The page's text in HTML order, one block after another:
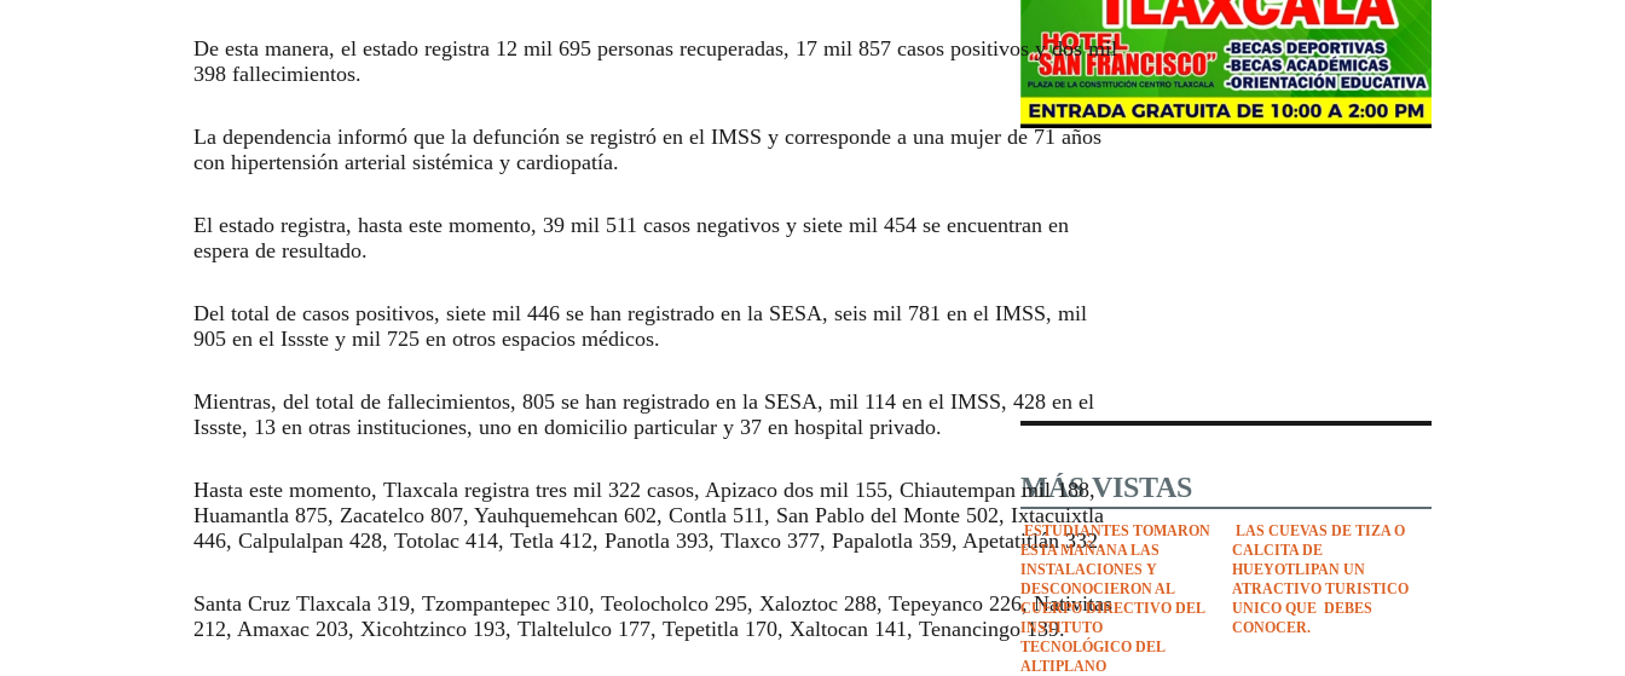
De esta manera, el estado registra 12 mil 695 personas recuperadas, 17 mil 857 casos positivos y dos mil
398 fallecimientos.
La dependencia informó que la defunción se registró en el IMSS y corresponde a una mujer de 71 años
con hipertensión arterial sistémica y cardiopatía.
El estado registra, hasta este momento, 39 mil 511 casos negativos y siete mil 454 se encuentran en
espera de resultado.
Del total de casos positivos, siete mil 446 se han registrado en la SESA, seis mil 781 en el IMSS, mil
905 en el Issste y mil 725 en otros espacios médicos.
Mientras, del total de fallecimientos, 805 se han registrado en la SESA, mil 114 en el IMSS, 428 en el
Issste, 13 en otras instituciones, uno en domicilio particular y 37 en hospital privado.
Hasta este momento, Tlaxcala registra tres mil 322 casos, Apizaco dos mil 155, Chiautempan mil 188,
Huamantla 875, Zacatelco 807, Yauhquemehcan 602, Contla 511, San Pablo del Monte 502, Ixtacuixtla
446, Calpulalpan 428, Totolac 414, Tetla 412, Panotla 393, Tlaxco 377, Papalotla 359, Apetatitlán 332.
Santa Cruz Tlaxcala 319, Tzompantepec 310, Teolocholco 295, Xaloztoc 288, Tepeyanco 226, Nativitas
212, Amaxac 203, Xicohtzinco 193, Tlaltelulco 177, Tepetitla 170, Xaltocan 141, Tenancingo 139.
MÁS VISTAS
ESTUDIANTES TOMARON
ESTA MAÑANA LAS
INSTALACIONES Y
DESCONOCIERON AL
CUERPO DIRECTIVO DEL
INSTITUTO
TECNOLÓGICO DEL
ALTIPLANO
LAS CUEVAS DE TIZA O
CALCITA DE
HUEYOTLIPAN UN
ATRACTIVO TURISTICO
UNICO QUE DEBES
CONOCER.